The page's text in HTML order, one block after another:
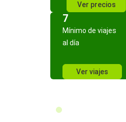
Ver precios
7
Mínimo de viajes
al día
Ver viajes